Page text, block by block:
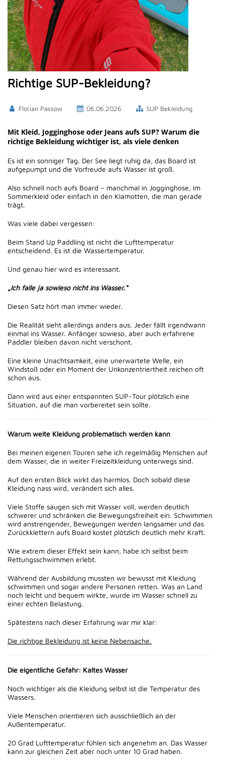
Richtige SUP-Bekleidung?
Florian Passow 06.06.2026 SUP Bekleidung
Mit Kleid, Jogginghose oder Jeans aufs SUP? Warum die
richtige Bekleidung wichtiger ist, als viele denken
Es ist ein sonniger Tag. Der See liegt ruhig da, das Board ist
aufgepumpt und die Vorfreude aufs Wasser ist groß.
Also schnell noch aufs Board – manchmal in Jogginghose, im
Sommerkleid oder einfach in den Klamotten, die man gerade
trägt.
Was viele dabei vergessen:
Beim Stand Up Paddling ist nicht die Lufttemperatur
entscheidend. Es ist die Wassertemperatur.
Und genau hier wird es interessant.
„Ich falle ja sowieso nicht ins Wasser.“
Diesen Satz hört man immer wieder.
Die Realität sieht allerdings anders aus. Jeder fällt irgendwann
einmal ins Wasser. Anfänger sowieso, aber auch erfahrene
Paddler bleiben davon nicht verschont.
Eine kleine Unachtsamkeit, eine unerwartete Welle, ein
Windstoß oder ein Moment der Unkonzentriertheit reichen oft
schon aus.
Dann wird aus einer entspannten SUP-Tour plötzlich eine
Situation, auf die man vorbereitet sein sollte.
Warum weite Kleidung problematisch werden kann
Bei meinen eigenen Touren sehe ich regelmäßig Menschen auf
dem Wasser, die in weiter Freizeitkleidung unterwegs sind.
Auf den ersten Blick wirkt das harmlos. Doch sobald diese
Kleidung nass wird, verändert sich alles.
Viele Stoffe saugen sich mit Wasser voll, werden deutlich
schwerer und schränken die Bewegungsfreiheit ein. Schwimmen
wird anstrengender, Bewegungen werden langsamer und das
Zurückklettern aufs Board kostet plötzlich deutlich mehr Kraft.
Wie extrem dieser Effekt sein kann, habe ich selbst beim
Rettungsschwimmen erlebt.
Während der Ausbildung mussten wir bewusst mit Kleidung
schwimmen und sogar andere Personen retten. Was an Land
noch leicht und bequem wirkte, wurde im Wasser schnell zu
einer echten Belastung.
Spätestens nach dieser Erfahrung war mir klar:
Die richtige Bekleidung ist keine Nebensache.
Die eigentliche Gefahr: Kaltes Wasser
Noch wichtiger als die Kleidung selbst ist die Temperatur des
Wassers.
Viele Menschen orientieren sich ausschließlich an der
Außentemperatur.
20 Grad Lufttemperatur fühlen sich angenehm an. Das Wasser
kann zur gleichen Zeit aber noch unter 10 Grad haben.